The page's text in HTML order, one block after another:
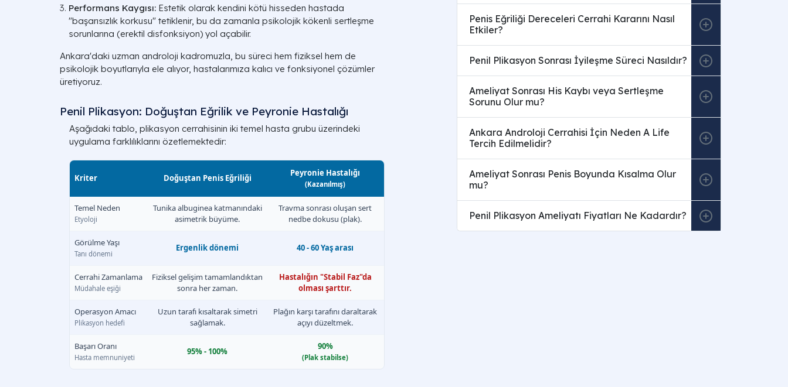
Performans Kaygısı: Estetik olarak kendini kötü hisseden hastada
"başarısızlık korkusu" tetiklenir, bu da zamanla psikolojik kökenli sertleşme
sorunlarına (erektil disfonksiyon) yol açabilir.
Ankara'daki uzman androloji kadromuzla, bu süreci hem fiziksel hem de
psikolojik boyutlarıyla ele alıyor, hastalarımıza kalıcı ve fonksiyonel çözümler
üretiyoruz.
Penil Plikasyon: Doğuştan Eğrilik ve Peyronie Hastalığı
Aşağıdaki tablo, plikasyon cerrahisinin iki temel hasta grubu üzerindeki
uygulama farklılıklarını özetlemektedir:
Kriter Doğuştan Penis Eğriliği Peyronie Hastalığı
(Kazanılmış)
Temel Neden
Etyoloji
Tunika albuginea katmanındaki
asimetrik büyüme.
Travma sonrası oluşan sert
nedbe dokusu (plak).
Görülme Yaşı
Tanı dönemi
Ergenlik dönemi 40 - 60 Yaş arası
Cerrahi Zamanlama
Müdahale eşiği
Fiziksel gelişim tamamlandıktan
sonra her zaman.
Hastalığın "Stabil Faz"da
olması şarttır.
Operasyon Amacı
Plikasyon hedefi
Uzun tarafı kısaltarak simetri
sağlamak.
Plağın karşı tarafını daraltarak
açıyı düzeltmek.
Başarı Oranı
Hasta memnuniyeti
95% - 100% 90%
(Plak stabilse)
Penis Eğriliği Dereceleri Cerrahi Kararını Nasıl
Etkiler?
Penil Plikasyon Sonrası İyileşme Süreci Nasıldır?
Ameliyat Sonrası His Kaybı veya Sertleşme
Sorunu Olur mu?
Ankara Androloji Cerrahisi İçin Neden A Life
Tercih Edilmelidir?
Ameliyat Sonrası Penis Boyunda Kısalma Olur
mu?
Penil Plikasyon Ameliyatı Fiyatları Ne Kadardır?